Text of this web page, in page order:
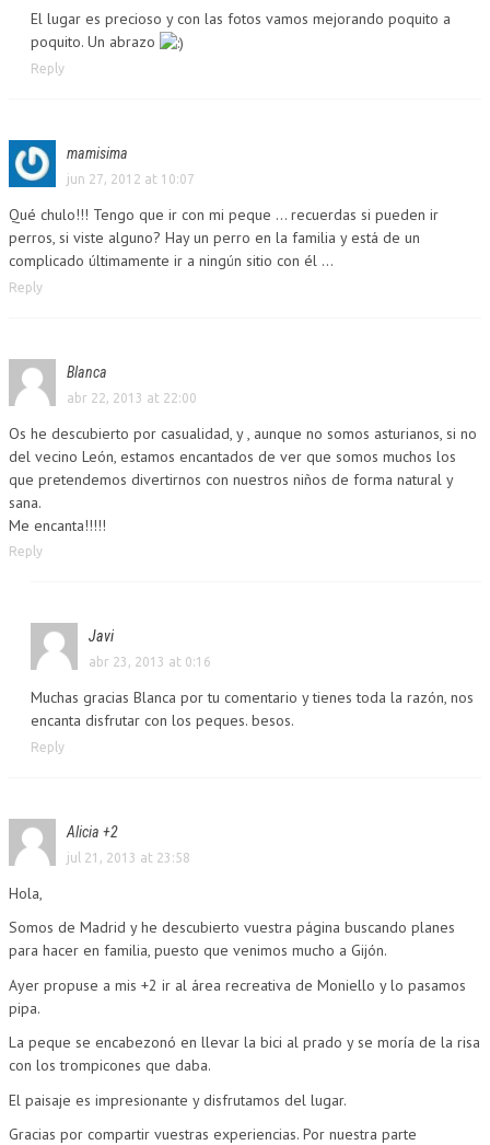
El lugar es precioso y con las fotos vamos mejorando poquito a
poquito. Un abrazo
Reply
mamisima
jun 27, 2012 at 10:07
Qué chulo!!! Tengo que ir con mi peque … recuerdas si pueden ir
perros, si viste alguno? Hay un perro en la familia y está de un
complicado últimamente ir a ningún sitio con él …
Reply
Blanca
abr 22, 2013 at 22:00
Os he descubierto por casualidad, y , aunque no somos asturianos, si no
del vecino León, estamos encantados de ver que somos muchos los
que pretendemos divertirnos con nuestros niños de forma natural y
sana.
Me encanta!!!!!
Reply
Javi
abr 23, 2013 at 0:16
Muchas gracias Blanca por tu comentario y tienes toda la razón, nos
encanta disfrutar con los peques. besos.
Reply
Alicia +2
jul 21, 2013 at 23:58
Hola,
Somos de Madrid y he descubierto vuestra página buscando planes
para hacer en familia, puesto que venimos mucho a Gijón.
Ayer propuse a mis +2 ir al área recreativa de Moniello y lo pasamos
pipa.
La peque se encabezonó en llevar la bici al prado y se moría de la risa
con los trompicones que daba.
El paisaje es impresionante y disfrutamos del lugar.
Gracias por compartir vuestras experiencias. Por nuestra parte